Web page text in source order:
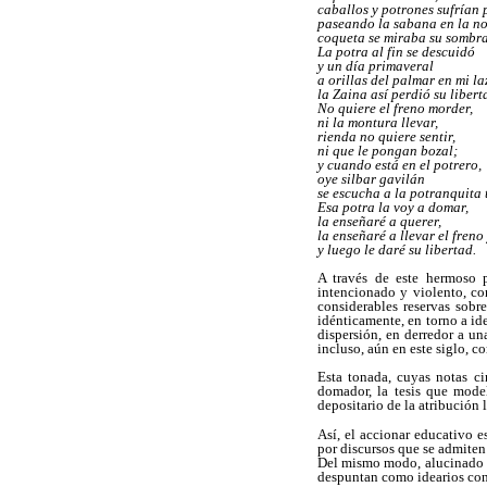
caballos y potrones sufrían
paseando la sabana en la
coqueta se miraba su
La potra al fin se descuidó
y un día primaveral
a orillas del palmar en mi
la Zaina así perdió su
No quiere el freno morder,
ni la montura llevar,
rienda no quiere sentir,
ni que le pongan bozal;
y cuando está en el potrero,
oye silbar gavilán
se escucha a la
Esa potra la voy a domar,
la enseñaré a querer,
la enseñaré a llevar el
y luego le daré su libertad.
A través de este hermoso
intencionado y violento,
considerables reservas
idénticamente, en torno a
dispersión, en derredor a
incluso, aún en este siglo,
Esta tonada, cuyas notas
domador, la tesis que
depositario de la atribución
Así, el accionar educativo
por discursos que se
Del mismo modo, alucinado
despuntan como idearios